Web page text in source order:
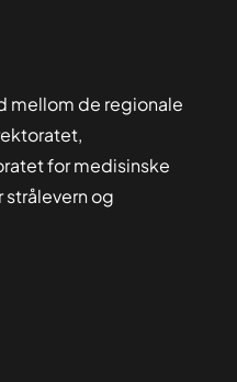
mellom de regionale
for medisinske
og